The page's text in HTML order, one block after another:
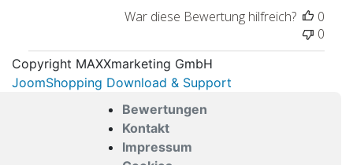
War diese Bewertung hilfreich?
0
0
Copyright MAXXmarketing GmbH
JoomShopping Download & Support
Bewertungen
Kontakt
Impressum